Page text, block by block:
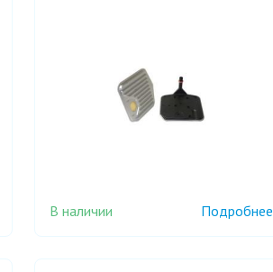
В наличии Подробнее